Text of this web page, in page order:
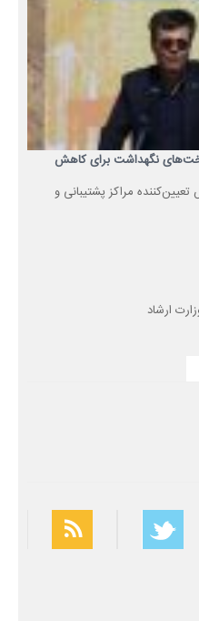
نگهداشت برای کاهش
مراکز پشتیبانی و
ارشاد